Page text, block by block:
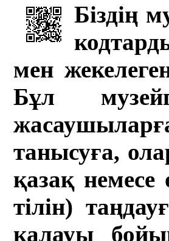
Біздің
мен
Бұл
танысуға,
қазақ
тілін)
қалауы